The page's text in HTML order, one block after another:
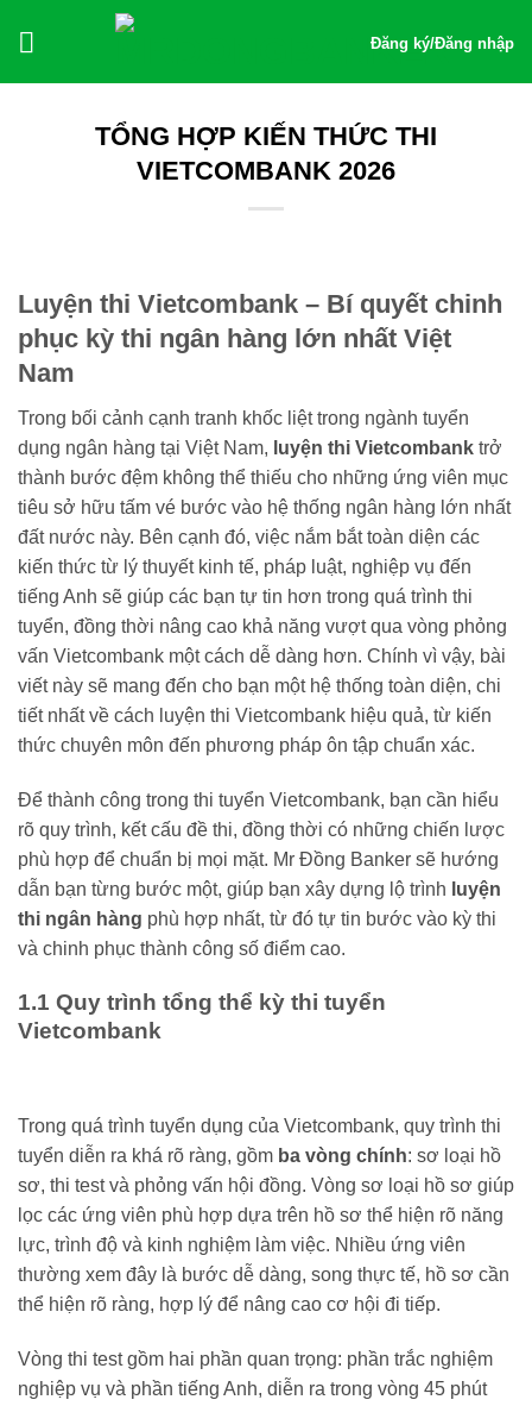
Đăng ký/Đăng nhập
TỔNG HỢP KIẾN THỨC THI
VIETCOMBANK 2026
Luyện thi Vietcombank – Bí quyết chinh
phục kỳ thi ngân hàng lớn nhất Việt
Nam
Trong bối cảnh cạnh tranh khốc liệt trong ngành tuyển
dụng ngân hàng tại Việt Nam, luyện thi Vietcombank trở
thành bước đệm không thể thiếu cho những ứng viên mục
tiêu sở hữu tấm vé bước vào hệ thống ngân hàng lớn nhất
đất nước này. Bên cạnh đó, việc nắm bắt toàn diện các
kiến thức từ lý thuyết kinh tế, pháp luật, nghiệp vụ đến
tiếng Anh sẽ giúp các bạn tự tin hơn trong quá trình thi
tuyển, đồng thời nâng cao khả năng vượt qua vòng phỏng
vấn Vietcombank một cách dễ dàng hơn. Chính vì vậy, bài
viết này sẽ mang đến cho bạn một hệ thống toàn diện, chi
tiết nhất về cách luyện thi Vietcombank hiệu quả, từ kiến
thức chuyên môn đến phương pháp ôn tập chuẩn xác.
Để thành công trong thi tuyển Vietcombank, bạn cần hiểu
rõ quy trình, kết cấu đề thi, đồng thời có những chiến lược
phù hợp để chuẩn bị mọi mặt. Mr Đồng Banker sẽ hướng
dẫn bạn từng bước một, giúp bạn xây dựng lộ trình luyện
thi ngân hàng phù hợp nhất, từ đó tự tin bước vào kỳ thi
và chinh phục thành công số điểm cao.
1.1 Quy trình tổng thể kỳ thi tuyển
Vietcombank
Trong quá trình tuyển dụng của Vietcombank, quy trình thi
tuyển diễn ra khá rõ ràng, gồm ba vòng chính: sơ loại hồ
sơ, thi test và phỏng vấn hội đồng. Vòng sơ loại hồ sơ giúp
lọc các ứng viên phù hợp dựa trên hồ sơ thể hiện rõ năng
lực, trình độ và kinh nghiệm làm việc. Nhiều ứng viên
thường xem đây là bước dễ dàng, song thực tế, hồ sơ cần
thể hiện rõ ràng, hợp lý để nâng cao cơ hội đi tiếp.
Vòng thi test gồm hai phần quan trọng: phần trắc nghiệm
nghiệp vụ và phần tiếng Anh, diễn ra trong vòng 45 phút